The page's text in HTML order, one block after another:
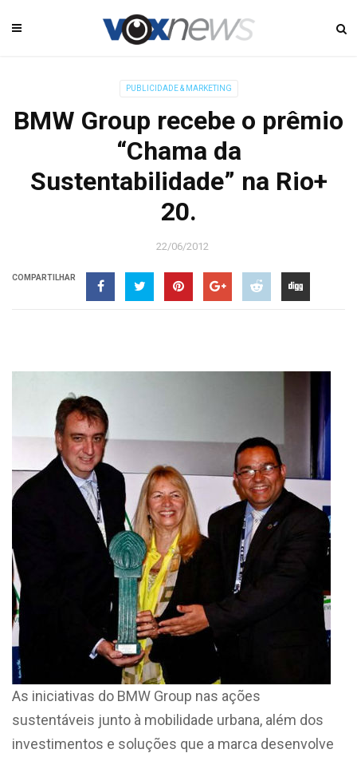
PUBLICIDADE & MARKETING
BMW Group recebe o prêmio
“Chama da
Sustentabilidade” na Rio+
20.
22/06/2012
COMPARTILHAR
As iniciativas do BMW Group nas ações
sustentáveis junto à mobilidade urbana, além dos
investimentos e soluções que a marca desenvolve